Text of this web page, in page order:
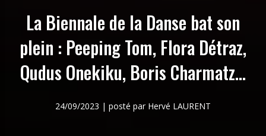
La Biennale de la Danse bat son
plein : Peeping Tom, Flora Détraz,
Qudus Onekiku, Boris Charmatz…
24/09/2023 | posté par Hervé LAURENT